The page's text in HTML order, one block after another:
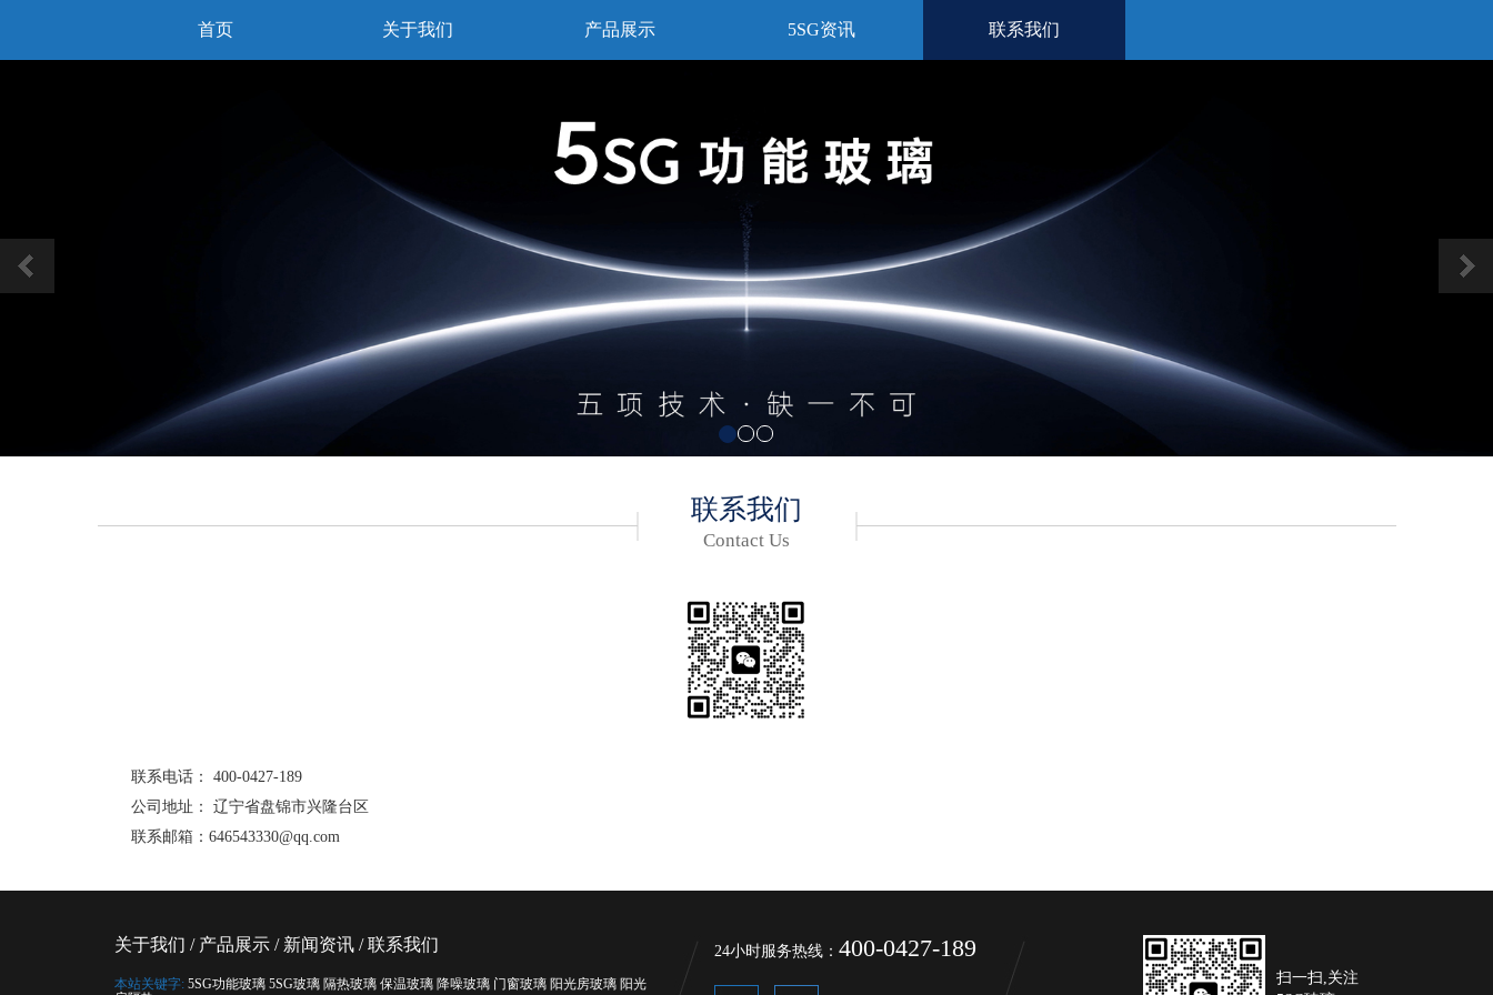
首页 关于我们 产品展示 5SG资讯 联系我们
联系我们
Contact Us
联系电话： 400-0427-189
公司地址： 辽宁省盘锦市兴隆台区
联系邮箱：646543330@qq.com
关于我们 / 产品展示/ 新闻资讯/联系我们
本站关键字: 5SG功能玻璃 5SG玻璃 隔热玻璃 保温玻璃 降噪玻璃 门窗玻璃 阳光房玻璃 阳光
24小时服务热线： 400-0427-189
扫一扫,关注